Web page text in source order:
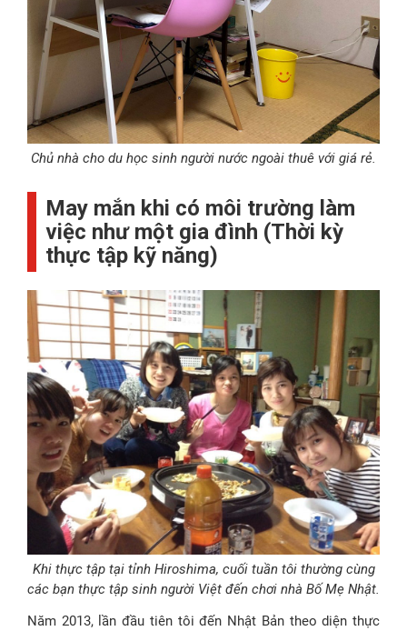
Chủ nhà cho du học sinh người nước ngoài thuê với giá rẻ.
May mắn khi có môi trường làm
việc như một gia đình (Thời kỳ
thực tập kỹ năng)
Khi thực tập tại tỉnh Hiroshima, cuối tuần tôi thường cùng
các bạn thực tập sinh người Việt đến chơi nhà Bố Mẹ Nhật.
Năm 2013, lần đầu tiên tôi đến Nhật Bản theo diện thực